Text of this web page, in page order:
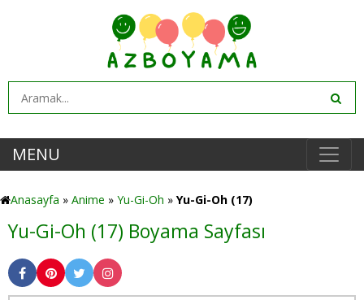
MENU
Anasayfa » Anime » Yu-Gi-Oh » Yu-Gi-Oh (17)
Yu-Gi-Oh (17) Boyama Sayfası